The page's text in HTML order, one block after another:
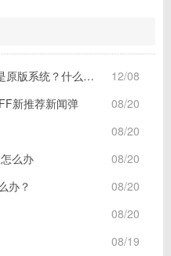
12/08
？什么是盗版系统？
08/20
新推荐新闻弹
08/20
08/20
么办
08/20
办？
08/20
08/19